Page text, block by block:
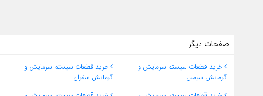
صفحات دیگر
خرید قطعات سیستم سرمایش و
گرمایش سیمبل
خرید قطعات سیستم سرمایش و
گرمایش سفران